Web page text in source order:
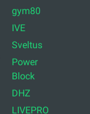
gym80
IVE
Sveltus
Power
Block
DHZ
LIVEPRO